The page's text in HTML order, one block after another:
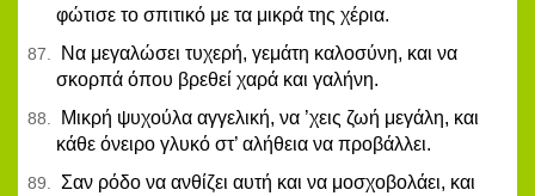
φώτισε το σπιτικό με τα μικρά της χέρια.
Να μεγαλώσει τυχερή, γεμάτη καλοσύνη, και να
σκορπά όπου βρεθεί χαρά και γαλήνη.
Μικρή ψυχούλα αγγελική, να ’χεις ζωή μεγάλη, και
κάθε όνειρο γλυκό στ’ αλήθεια να προβάλλει.
Σαν ρόδο να ανθίζει αυτή και να μοσχοβολάει, και